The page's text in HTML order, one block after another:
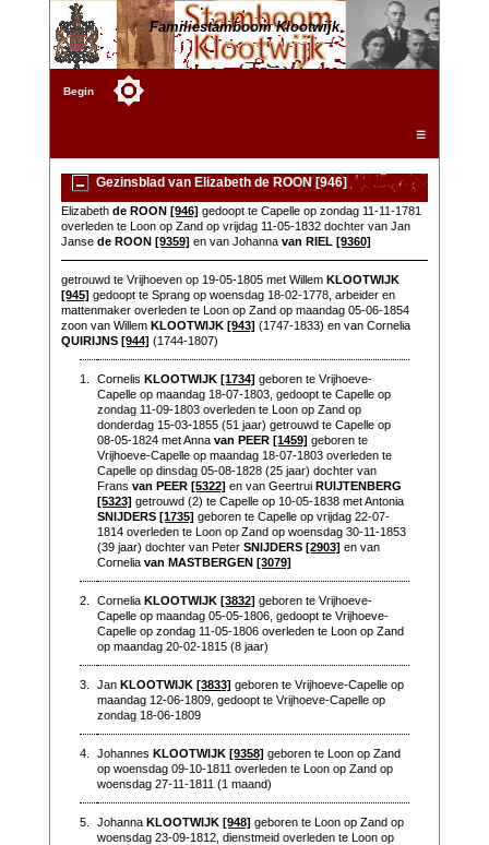
Familiestamboom Klootwijk
Begin
☰
Gezinsblad van Elizabeth de ROON [946]
Elizabeth de ROON [946] gedoopt te Capelle op zondag 11-11-1781
overleden te Loon op Zand op vrijdag 11-05-1832 dochter van Jan
Janse de ROON [9359] en van Johanna van RIEL [9360]
getrouwd te Vrijhoeven op 19-05-1805 met Willem KLOOTWIJK
[945] gedoopt te Sprang op woensdag 18-02-1778, arbeider en
mattenmaker overleden te Loon op Zand op maandag 05-06-1854
zoon van Willem KLOOTWIJK [943] (1747-1833) en van Cornelia
QUIRIJNS [944] (1744-1807)
1. CornelisKLOOTWIJK [1734] geboren te Vrijhoeve-
Capelle op maandag 18-07-1803, gedoopt te Capelle op
zondag 11-09-1803 overleden te Loon op Zand op
donderdag 15-03-1855 (51 jaar) getrouwd te Capelle op
08-05-1824 met Annavan PEER [1459] geboren te
Vrijhoeve-Capelle op maandag 18-07-1803 overleden te
Capelle op dinsdag 05-08-1828 (25 jaar) dochter van
Fransvan PEER [5322] en van GeertruiRUIJTENBERG
[5323] getrouwd (2) te Capelle op 10-05-1838 met Antonia
SNIJDERS [1735] geboren te Capelle op vrijdag 22-07-
1814 overleden te Loon op Zand op woensdag 30-11-1853
(39 jaar) dochter van PeterSNIJDERS [2903] en van
Corneliavan MASTBERGEN [3079]
2. CorneliaKLOOTWIJK [3832] geboren te Vrijhoeve-
Capelle op maandag 05-05-1806, gedoopt te Vrijhoeve-
Capelle op zondag 11-05-1806 overleden te Loon op Zand
op maandag 20-02-1815 (8 jaar)
3. JanKLOOTWIJK [3833] geboren te Vrijhoeve-Capelle op
maandag 12-06-1809, gedoopt te Vrijhoeve-Capelle op
zondag 18-06-1809
4. JohannesKLOOTWIJK [9358] geboren te Loon op Zand
op woensdag 09-10-1811 overleden te Loon op Zand op
woensdag 27-11-1811 (1 maand)
5. JohannaKLOOTWIJK [948] geboren te Loon op Zand op
woensdag 23-09-1812, dienstmeid overleden te Loon op